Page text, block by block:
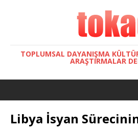
TOPLUMSAL DAYANIŞMA
ARAŞTIRMALAR
Libya İsyan